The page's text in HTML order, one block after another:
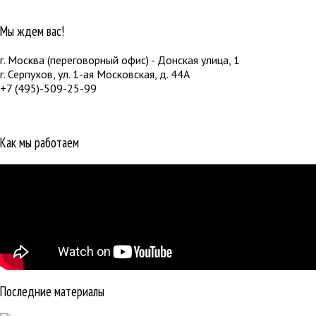
Мы ждем вас!
г. Москва (переговорный офис) - Донская улица, 1
г. Серпухов, ул. 1-ая Московская, д. 44А
+7 (495)-509-25-99
Как мы работаем
Последние материалы